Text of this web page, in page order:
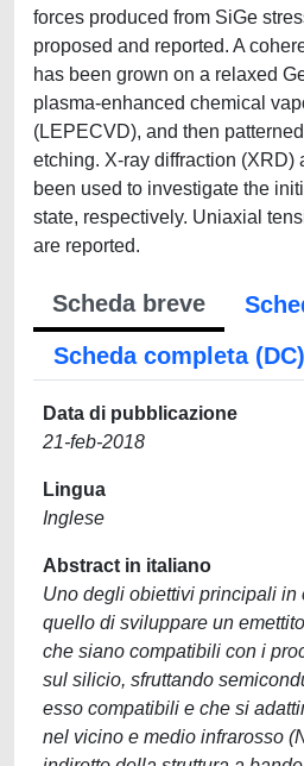
forces produced from SiGe
proposed and reported. A
has been grown on a relaxed
plasma-enhanced chemical
(LEPECVD), and then
etching. X-ray diffraction (XRD)
been used to investigate the
state, respectively. Uniaxial
are reported.
Scheda breve
Scheda completa (DC)
Data di pubblicazione
21-feb-2018
Lingua
Inglese
Abstract in italiano
Uno degli obiettivi principali in
quello di sviluppare un
che siano compatibili con i
sul silicio, sfruttando
esso compatibili e che si
nel vicino e medio infrarosso